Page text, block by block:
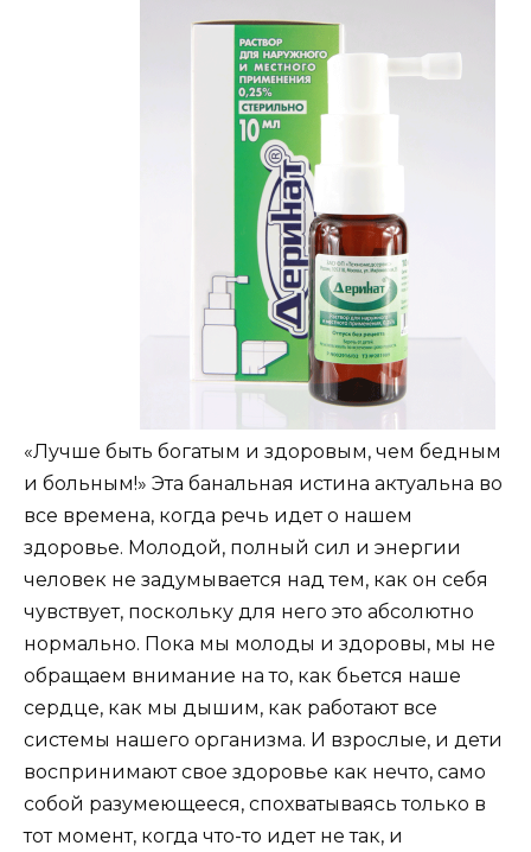
«Лучше быть богатым и здоровым, чем бедным
и больным!» Эта банальная истина актуальна во
все времена, когда речь идет о нашем
здоровье. Молодой, полный сил и энергии
человек не задумывается над тем, как он себя
чувствует, поскольку для него это абсолютно
нормально. Пока мы молоды и здоровы, мы не
обращаем внимание на то, как бьется наше
сердце, как мы дышим, как работают все
системы нашего организма. И взрослые, и дети
воспринимают свое здоровье как нечто, само
собой разумеющееся, спохватываясь только в
тот момент, когда что-то идет не так, и